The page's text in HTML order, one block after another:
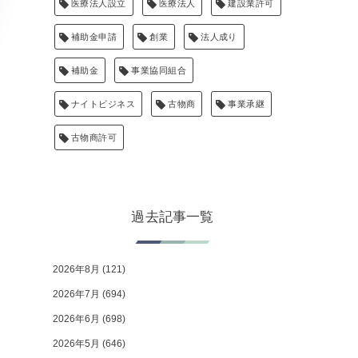
医療法人設立 医療法人 建設業許可
補助金申請 創業 法人成り
補助金 事業協同組合
ナイトビジネス 古物商 事業承継
古物商許可
過去記事一覧
2026年8月 (121)
2026年7月 (694)
2026年6月 (698)
2026年5月 (646)